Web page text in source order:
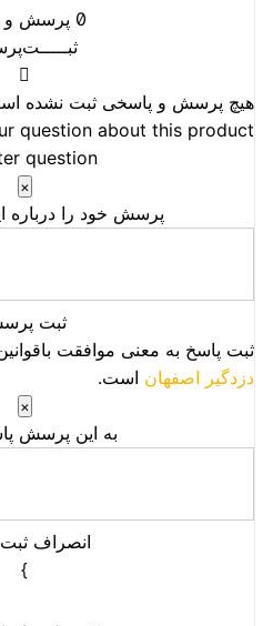
0 پرسش و
هیچ پرسش و پاسخی ثبت نشده
question about this product
question
×
پرسش خود را درباره
ثبت
ثبت پاسخ به معنی موافقت باقوانین
دزدگیر اصفهان است.
×
به این پرسش
انصراف
}